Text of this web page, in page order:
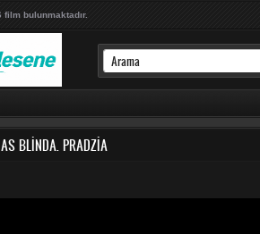
bulunmaktadır.
BLINDA. PRADZIA